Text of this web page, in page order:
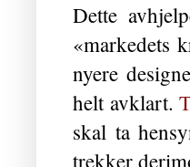
Dette
«markedets
nyere
helt avklart.
skal ta
trekker